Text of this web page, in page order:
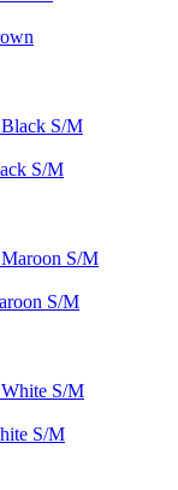
S/M
S/M
S/M